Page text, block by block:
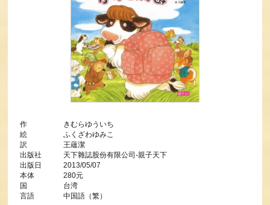
作 きむらゆういち
絵 ふくざわゆみこ
訳 王蘊潔
出版社 天下雜誌股份有限公司-親子天下
出版日 2013/05/07
本体 280元
国 台湾
言語 中国語（繁）